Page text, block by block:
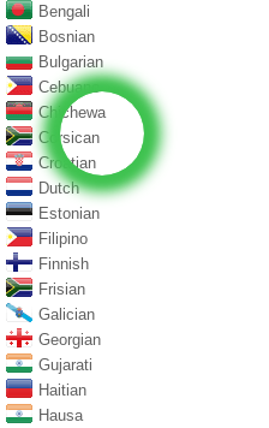
Bengali
Bosnian
Bulgarian
Cebuano
Chichewa
Corsican
Croatian
Dutch
Estonian
Filipino
Finnish
Frisian
Galician
Georgian
Gujarati
Haitian
Hausa